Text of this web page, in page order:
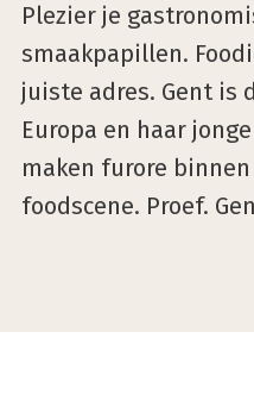
Plezier je
smaakpapillen.
juiste adres. Gent is
Europa en haar
maken furore
foodscene. Proef.